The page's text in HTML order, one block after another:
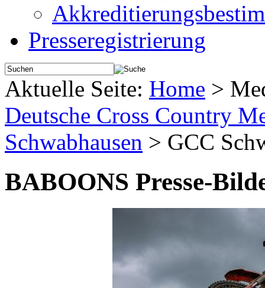
Presseregistrierung
Aktuelle Seite: Home >
Deutsche Cross Country
Schwabhausen > GCC
BABOONS Presse-